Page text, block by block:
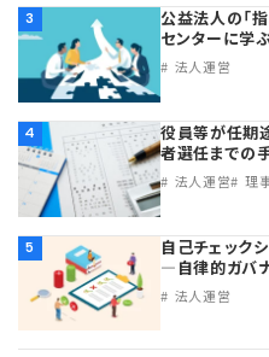
法改正-法人運営
電子帳簿保存法
カレンダー
NEWS・TOPIC・特報
【連載】オピニオンリーダ
【連載】会計相談室
【連載】公益法人運営実務
【連載】公益法人会計検定
【連載】採用・定着・育成
【連載】事例に学ぶ立入検
【連載】シェアコモン200
【連載】シェアコモン200 誌
【連載】実務と税務のポイ
【連載】事務局だよりPLUS
公益・一般法人オンラインとは
登録案内
専門誌一覧
お問合せ
プライバシーポリシー
3
公益法人の「
センターに学
法人運営
4
役員等が任期
者選任までの
法人運営 理
5
自己チェック
―自律的ガバ
法人運営